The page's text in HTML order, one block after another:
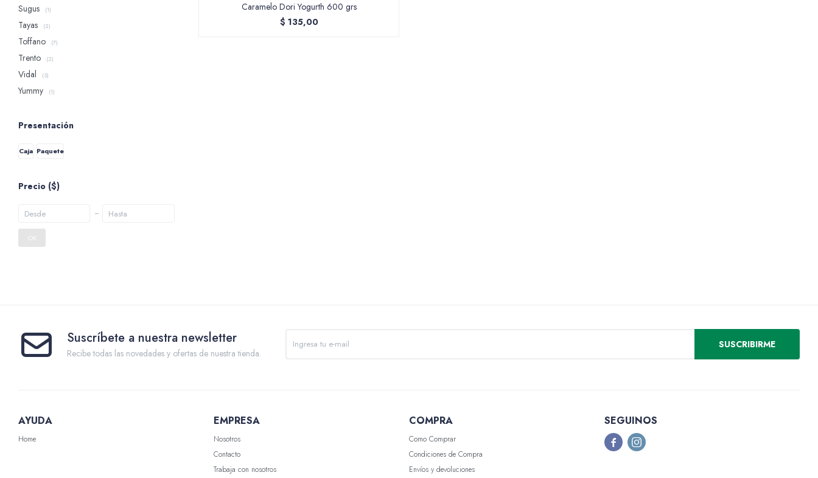
Caramelo Dori Yogurth 600 grs
$ 135,00
Sugus (1)
Tayas (2)
Toffano (7)
Trento (2)
Vidal (3)
Yummy (1)
Presentación
Caja Paquete
Precio ($)
OK
Suscríbete a nuestra newsletter
Recibe todas las novedades y ofertas de nuestra tienda.
SUSCRIBIRME
AYUDA
Home
EMPRESA
Nosotros
Contacto
Trabaja con nosotros
COMPRA
Como Comprar
Condiciones de Compra
Envíos y devoluciones
SEGUINOS
 